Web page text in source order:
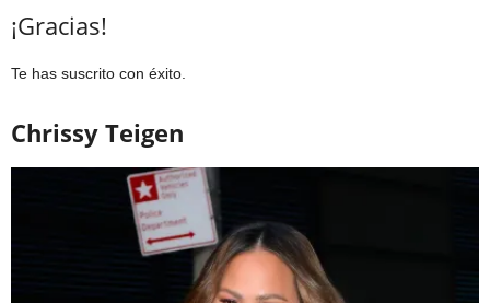
¡Gracias!
Te has suscrito con éxito.
Chrissy Teigen